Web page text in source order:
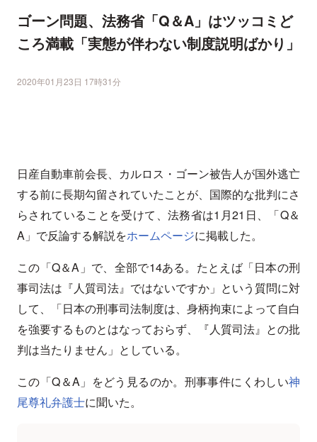
ゴーン問題、法務省「Q＆A」はツッコミど
ころ満載「実態が伴わない制度説明ばかり」
2020年01月23日 17時31分
日産自動車前会長、カルロス・ゴーン被告人が国外逃亡
する前に長期勾留されていたことが、国際的な批判にさ
らされていることを受けて、法務省は1月21日、「Q＆
A」で反論する解説をホームページに掲載した。
この「Q＆A」で、全部で14ある。たとえば「日本の刑
事司法は『人質司法』ではないですか」という質問に対
して、「日本の刑事司法制度は、身柄拘束によって自白
を強要するものとはなっておらず、『人質司法』との批
判は当たりません」としている。
この「Q＆A」をどう見るのか。刑事事件にくわしい神
尾尊礼弁護士に聞いた。